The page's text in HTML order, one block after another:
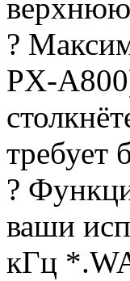
верхнюю
?
PX-
требует
?
ваши
кГц